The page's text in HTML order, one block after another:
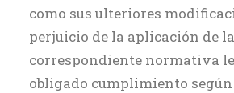
como sus ulteriores
perjuicio de la aplicación de la
correspondiente normativa
obligado cumplimiento según